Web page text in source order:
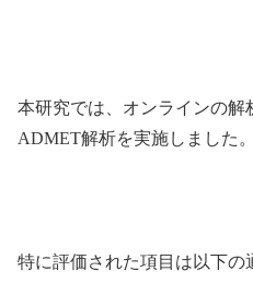
本研究では、オンラインの解
ADMET解析を実施しました。
特に評価された項目は以下の